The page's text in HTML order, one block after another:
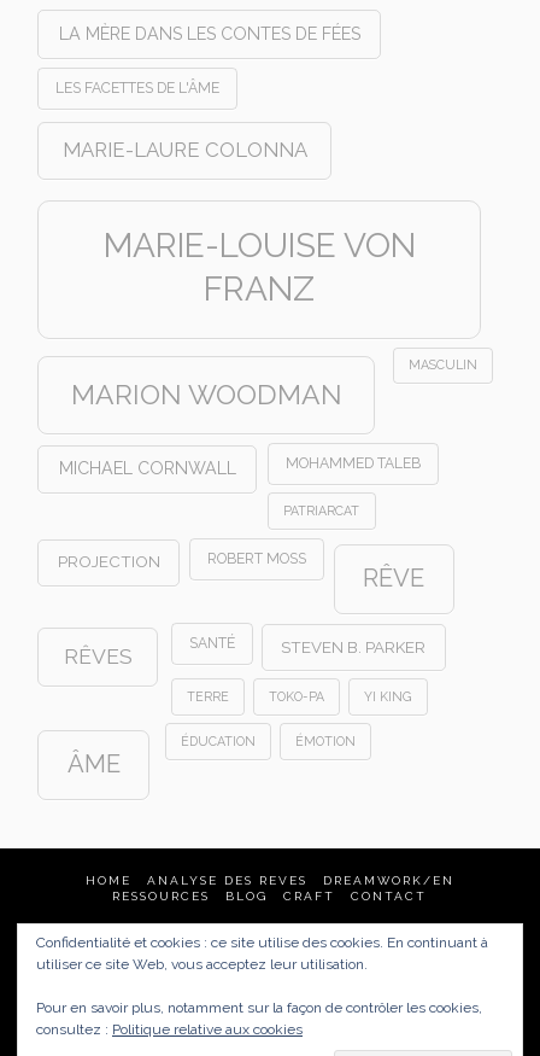
LA MÈRE DANS LES CONTES DE FÉES
LES FACETTES DE L'ÂME
MARIE-LAURE COLONNA
MARIE-LOUISE VON
FRANZ
MARION WOODMAN
MASCULIN
MICHAEL CORNWALL MOHAMMED TALEB
PATRIARCAT
PROJECTION ROBERT MOSS
RÊVE
RÊVES
SANTÉ STEVEN B. PARKER
TERRE TOKO-PA YI KING
ÂME
ÉDUCATION ÉMOTION
HOME ANALYSE DES REVES
DREAMWORK/EN
RESSOURCES
BLOG CRAFT CONTACT
Analyse des rêves & Dream Tending
href="https://carnetsdereves.eu/politique-de-
Confidentialité et cookies : ce site utilise des cookies. En continuant à
utiliser ce site Web, vous acceptez leur utilisation.
Pour en savoir plus, notamment sur la façon de contrôler les cookies,
consultez : Politique relative aux cookies